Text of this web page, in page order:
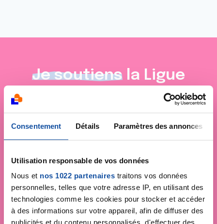
Consentement Détails Paramètres des annonces
Utilisation responsable de vos données
Nous et nos 1022 partenaires traitons vos données
personnelles, telles que votre adresse IP, en utilisant des
technologies comme les cookies pour stocker et accéder
à des informations sur votre appareil, afin de diffuser des
publicités et du contenu personnalisés, d'effectuer des
Je soutiens la Ligue
contre le cancer